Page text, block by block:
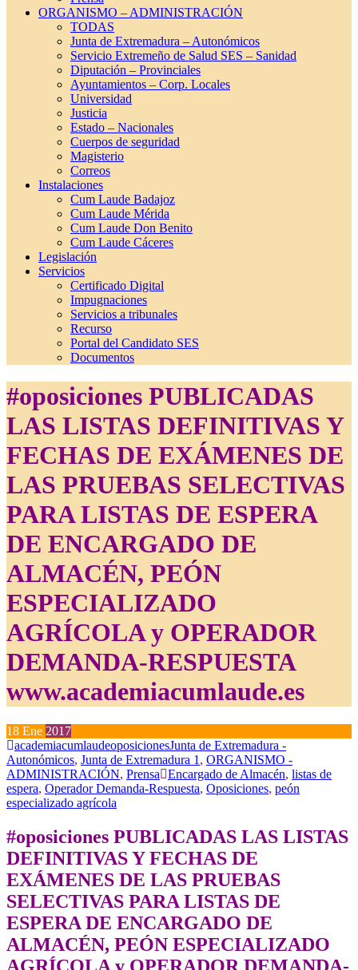
ORGANISMO – ADMINISTRACIÓN
TODAS
Junta de Extremadura – Autonómicos
Servicio Extremeño de Salud SES – Sanidad
Diputación – Provinciales
Ayuntamientos – Corp. Locales
Universidad
Justicia
Estado – Nacionales
Cuerpos de seguridad
Magisterio
Correos
Instalaciones
Cum Laude Badajoz
Cum Laude Mérida
Cum Laude Don Benito
Cum Laude Cáceres
Legislación
Servicios
Certificado Digital
Impugnaciones
Servicios a tribunales
Recurso
Portal del Candidato SES
Documentos
#oposiciones PUBLICADAS
LAS LISTAS DEFINITIVAS Y
FECHAS DE EXÁMENES DE
LAS PRUEBAS SELECTIVAS
PARA LISTAS DE ESPERA
DE ENCARGADO DE
ALMACÉN, PEÓN
ESPECIALIZADO
AGRÍCOLA y OPERADOR
DEMANDA-RESPUESTA
www.academiacumlaude.es
18 Ene 2017
academiacumlaudeoposicionesJunta de Extremadura -
Autonómicos, Junta de Extremadura 1 , ORGANISMO -
ADMINISTRACIÓN, Prensa Encargado de Almacén, listas de
espera, Operador Demanda-Respuesta, Oposiciones, peón
especializado agrícola
#oposiciones PUBLICADAS LAS LISTAS
DEFINITIVAS Y FECHAS DE
EXÁMENES DE LAS PRUEBAS
SELECTIVAS PARA LISTAS DE
ESPERA DE ENCARGADO DE
ALMACÉN, PEÓN ESPECIALIZADO
AGRÍCOLA y OPERADOR DEMANDA-